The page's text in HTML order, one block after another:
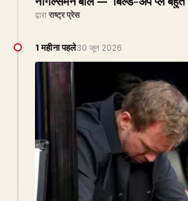
द्वारा राष्ट्र प्रेस
1 महीना पहले30 जून 2026